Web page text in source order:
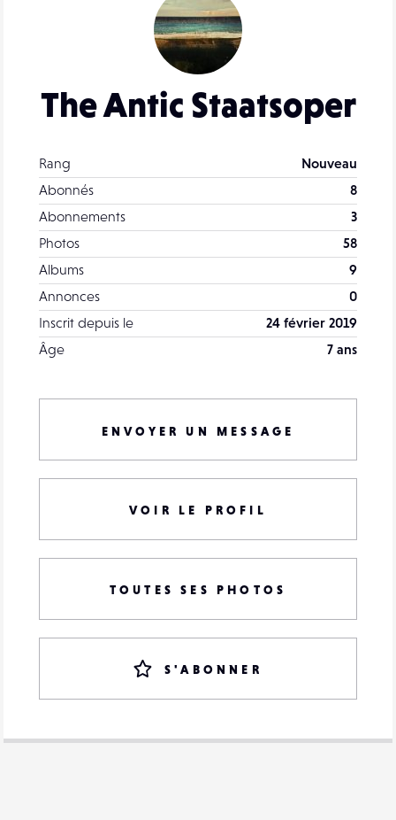
The Antic Staatsoper
Rang
Nouveau
Abonnés
8
Abonnements
3
Photos
58
Albums
9
Annonces
0
Inscrit depuis le
24 février 2019
Âge
7 ans
ENVOYER UN MESSAGE
VOIR LE PROFIL
TOUTES SES PHOTOS
S'ABONNER